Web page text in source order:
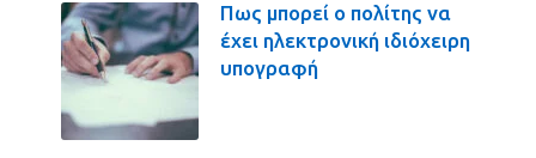
Πως μπορεί ο πολίτης να
έχει ηλεκτρονική ιδιόχειρη
υπογραφή